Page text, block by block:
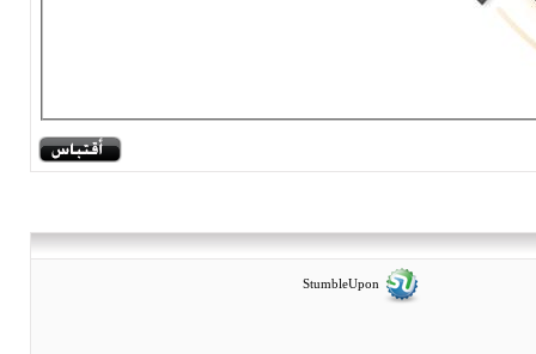
StumbleUpon